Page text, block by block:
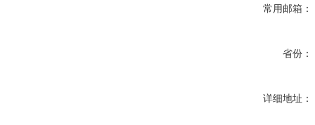
常用邮箱：
省份：
详细地址：